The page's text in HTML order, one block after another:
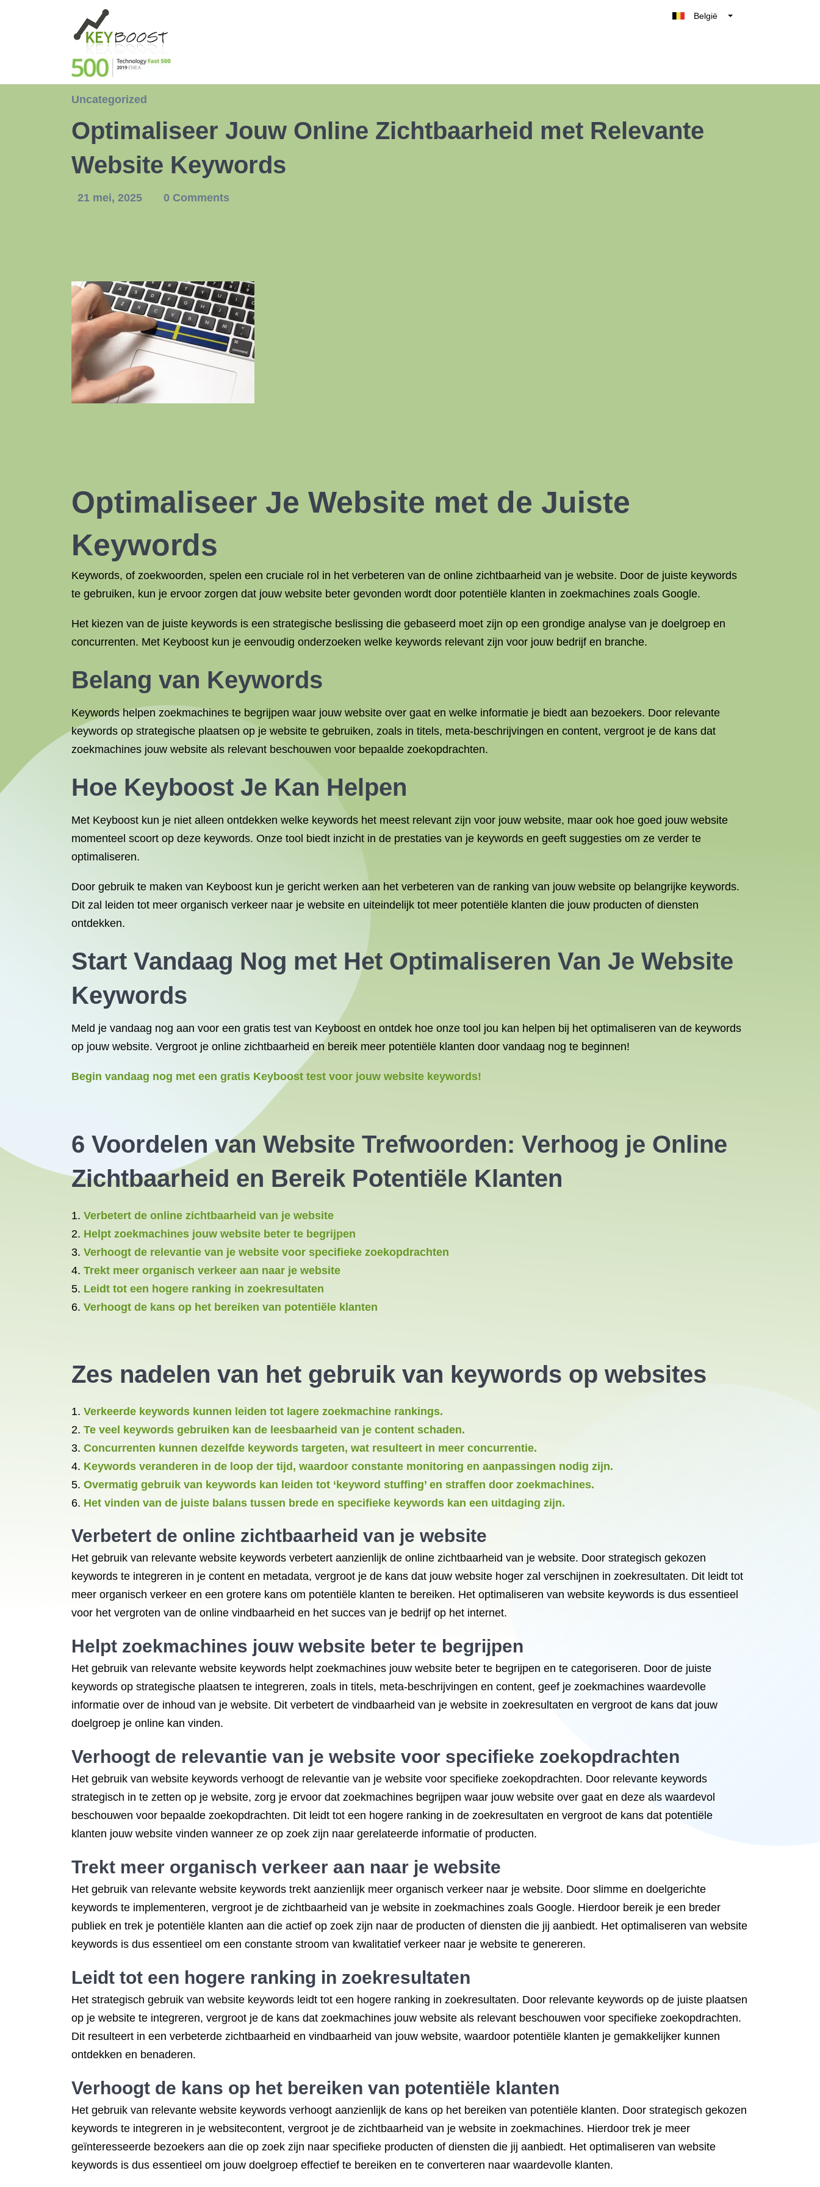
België
España
Uncategorized
Optimaliseer Jouw Online Zichtbaarheid met Relevante
Website Keywords
21 mei, 2025 0 Comments
Optimaliseer Je Website met de Juiste
Keywords
Keywords, of zoekwoorden, spelen een cruciale rol in het verbeteren van de online zichtbaarheid van je website. Door de juiste keywords
te gebruiken, kun je ervoor zorgen dat jouw website beter gevonden wordt door potentiële klanten in zoekmachines zoals Google.
Het kiezen van de juiste keywords is een strategische beslissing die gebaseerd moet zijn op een grondige analyse van je doelgroep en
concurrenten. Met Keyboost kun je eenvoudig onderzoeken welke keywords relevant zijn voor jouw bedrijf en branche.
Belang van Keywords
Keywords helpen zoekmachines te begrijpen waar jouw website over gaat en welke informatie je biedt aan bezoekers. Door relevante
keywords op strategische plaatsen op je website te gebruiken, zoals in titels, meta-beschrijvingen en content, vergroot je de kans dat
zoekmachines jouw website als relevant beschouwen voor bepaalde zoekopdrachten.
Hoe Keyboost Je Kan Helpen
Met Keyboost kun je niet alleen ontdekken welke keywords het meest relevant zijn voor jouw website, maar ook hoe goed jouw website
momenteel scoort op deze keywords. Onze tool biedt inzicht in de prestaties van je keywords en geeft suggesties om ze verder te
optimaliseren.
Door gebruik te maken van Keyboost kun je gericht werken aan het verbeteren van de ranking van jouw website op belangrijke keywords.
Dit zal leiden tot meer organisch verkeer naar je website en uiteindelijk tot meer potentiële klanten die jouw producten of diensten
ontdekken.
Start Vandaag Nog met Het Optimaliseren Van Je Website
Keywords
Meld je vandaag nog aan voor een gratis test van Keyboost en ontdek hoe onze tool jou kan helpen bij het optimaliseren van de keywords
op jouw website. Vergroot je online zichtbaarheid en bereik meer potentiële klanten door vandaag nog te beginnen!
Begin vandaag nog met een gratis Keyboost test voor jouw website keywords!
6 Voordelen van Website Trefwoorden: Verhoog je Online
Zichtbaarheid en Bereik Potentiële Klanten
Verbetert de online zichtbaarheid van je website
Helpt zoekmachines jouw website beter te begrijpen
Verhoogt de relevantie van je website voor specifieke zoekopdrachten
Trekt meer organisch verkeer aan naar je website
Leidt tot een hogere ranking in zoekresultaten
Verhoogt de kans op het bereiken van potentiële klanten
Zes nadelen van het gebruik van keywords op websites
Verkeerde keywords kunnen leiden tot lagere zoekmachine rankings.
Te veel keywords gebruiken kan de leesbaarheid van je content schaden.
Concurrenten kunnen dezelfde keywords targeten, wat resulteert in meer concurrentie.
Keywords veranderen in de loop der tijd, waardoor constante monitoring en aanpassingen nodig zijn.
Overmatig gebruik van keywords kan leiden tot ‘keyword stuffing’ en straffen door zoekmachines.
Het vinden van de juiste balans tussen brede en specifieke keywords kan een uitdaging zijn.
Verbetert de online zichtbaarheid van je website
Het gebruik van relevante website keywords verbetert aanzienlijk de online zichtbaarheid van je website. Door strategisch gekozen
keywords te integreren in je content en metadata, vergroot je de kans dat jouw website hoger zal verschijnen in zoekresultaten. Dit leidt tot
meer organisch verkeer en een grotere kans om potentiële klanten te bereiken. Het optimaliseren van website keywords is dus essentieel
voor het vergroten van de online vindbaarheid en het succes van je bedrijf op het internet.
Helpt zoekmachines jouw website beter te begrijpen
Het gebruik van relevante website keywords helpt zoekmachines jouw website beter te begrijpen en te categoriseren. Door de juiste
keywords op strategische plaatsen te integreren, zoals in titels, meta-beschrijvingen en content, geef je zoekmachines waardevolle
informatie over de inhoud van je website. Dit verbetert de vindbaarheid van je website in zoekresultaten en vergroot de kans dat jouw
doelgroep je online kan vinden.
Verhoogt de relevantie van je website voor specifieke zoekopdrachten
Het gebruik van website keywords verhoogt de relevantie van je website voor specifieke zoekopdrachten. Door relevante keywords
strategisch in te zetten op je website, zorg je ervoor dat zoekmachines begrijpen waar jouw website over gaat en deze als waardevol
beschouwen voor bepaalde zoekopdrachten. Dit leidt tot een hogere ranking in de zoekresultaten en vergroot de kans dat potentiële
klanten jouw website vinden wanneer ze op zoek zijn naar gerelateerde informatie of producten.
Trekt meer organisch verkeer aan naar je website
Het gebruik van relevante website keywords trekt aanzienlijk meer organisch verkeer naar je website. Door slimme en doelgerichte
keywords te implementeren, vergroot je de zichtbaarheid van je website in zoekmachines zoals Google. Hierdoor bereik je een breder
publiek en trek je potentiële klanten aan die actief op zoek zijn naar de producten of diensten die jij aanbiedt. Het optimaliseren van website
keywords is dus essentieel om een constante stroom van kwalitatief verkeer naar je website te genereren.
Leidt tot een hogere ranking in zoekresultaten
Het strategisch gebruik van website keywords leidt tot een hogere ranking in zoekresultaten. Door relevante keywords op de juiste plaatsen
op je website te integreren, vergroot je de kans dat zoekmachines jouw website als relevant beschouwen voor specifieke zoekopdrachten.
Dit resulteert in een verbeterde zichtbaarheid en vindbaarheid van jouw website, waardoor potentiële klanten je gemakkelijker kunnen
ontdekken en benaderen.
Verhoogt de kans op het bereiken van potentiële klanten
Het gebruik van relevante website keywords verhoogt aanzienlijk de kans op het bereiken van potentiële klanten. Door strategisch gekozen
keywords te integreren in je websitecontent, vergroot je de zichtbaarheid van je website in zoekmachines. Hierdoor trek je meer
geïnteresseerde bezoekers aan die op zoek zijn naar specifieke producten of diensten die jij aanbiedt. Het optimaliseren van website
keywords is dus essentieel om jouw doelgroep effectief te bereiken en te converteren naar waardevolle klanten.